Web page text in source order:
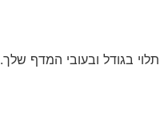
בגודל ובעובי המדף שלך.